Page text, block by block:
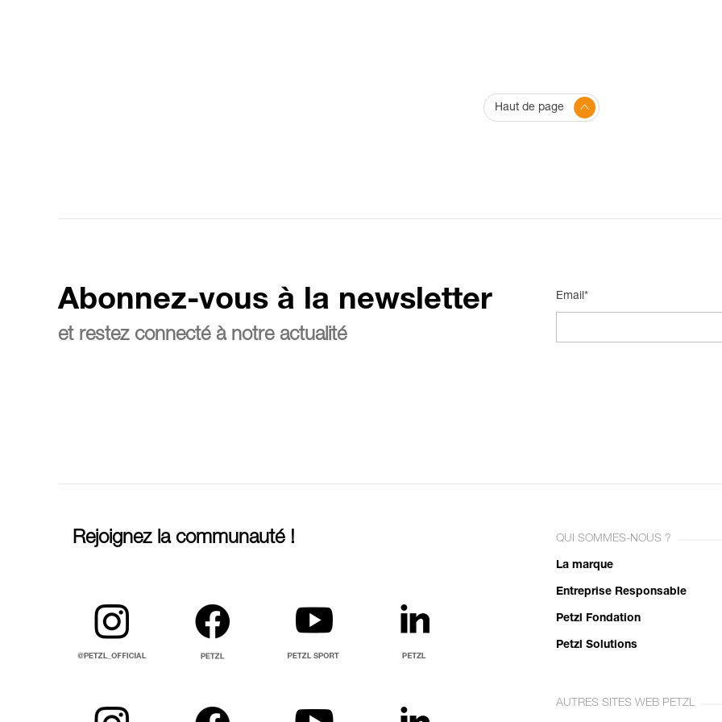
Haut de page
Abonnez-vous à la newsletter
et restez connecté à notre actualité
Email*
Rejoignez la communauté ! QUI SOMMES-NOUS ?
La marque
Entreprise Responsable
Petzl Fondation
Petzl Solutions
AUTRES SITES WEB PETZL